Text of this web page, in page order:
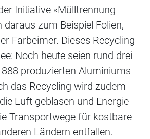
Initiative «Mülltrennung
daraus zum Beispiel Folien,
Farbeimer. Dieses Recycling
Noch heute seien rund drei
produzierten Aluminiums
das Recycling wird zudem
Luft geblasen und Energie
Transportwege für kostbare
Ländern entfallen.